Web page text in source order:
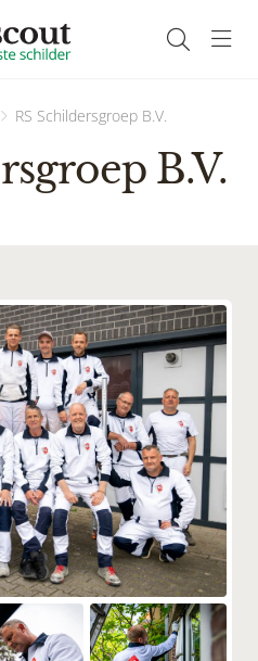
RS Schildersgroep B.V.
B.V.